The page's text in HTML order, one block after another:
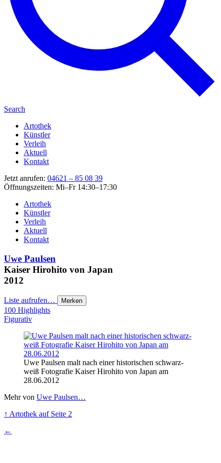
Search
Artothek
Künstler
Verleih
Aktuell
Kontakt
Jetzt anrufen: 04621 – 85 08 39
Öffnungszeiten: Mi–Fr 14:30–17:30
Artothek
Künstler
Verleih
Aktuell
Kontakt
Uwe Paulsen
Kaiser Hirohito von Japan
2012
Liste aufrufen… Merken
100 Highlights
Figurativ
Uwe Paulsen malt nach einer historischen schwarz-
weiß Fotografie Kaiser Hirohito von Japan am
28.06.2012
Mehr von Uwe Paulsen…
↑ Artothek auf Seite 2
←